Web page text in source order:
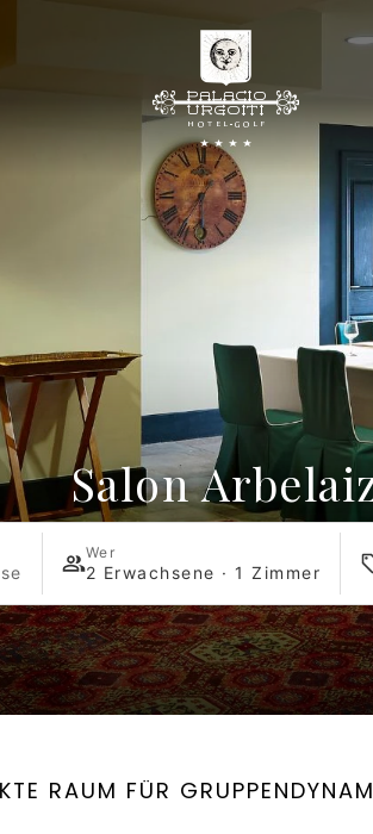
Salon
Wer
2 Erwachsene · 1 Zimmer
RAUM FÜR